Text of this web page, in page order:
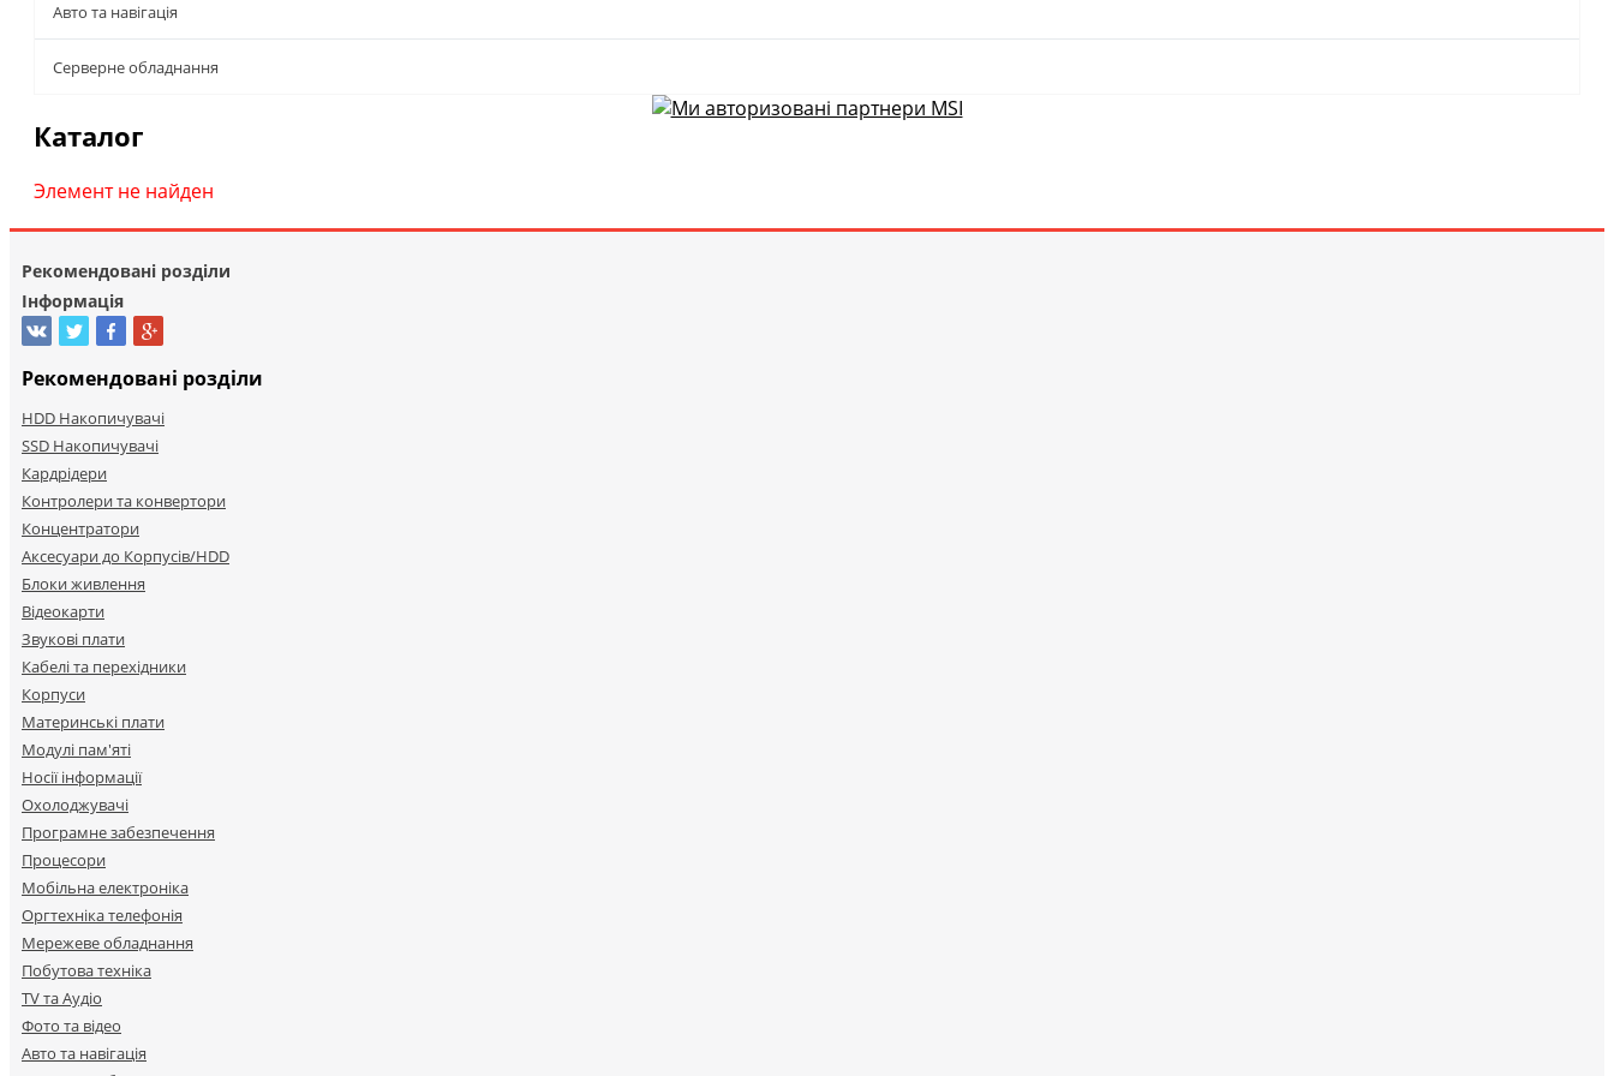
Авто та навігація
Серверне обладнання
Каталог
Элемент не найден
Рекомендовані розділи
Інформація
Рекомендовані розділи
HDD Накопичувачі
SSD Накопичувачі
Кардрідери
Контролери та конвертори
Концентратори
Аксесуари до Корпусів/HDD
Блоки живлення
Відеокарти
Звукові плати
Кабелі та перехідники
Корпуси
Материнські плати
Модулі пам'яті
Носії інформації
Охолоджувачі
Програмне забезпечення
Процесори
Мобільна електроніка
Оргтехніка телефонія
Мережеве обладнання
Побутова техніка
TV та Аудіо
Фото та відео
Авто та навігація